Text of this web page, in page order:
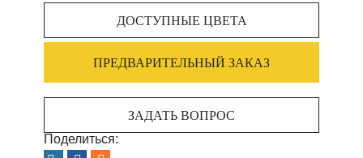
ДОСТУПНЫЕ ЦВЕТА
ПРЕДВАРИТЕЛЬНЫЙ ЗАКАЗ
ЗАДАТЬ ВОПРОС
Поделиться: